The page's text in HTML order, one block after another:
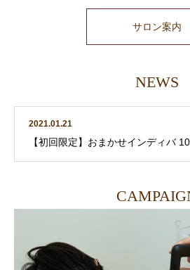
サロン案内
NEWS
2021.01.21
【初回限定】おまかせインディバ